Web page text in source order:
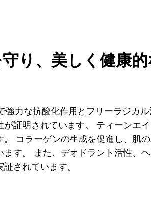
り、美しく健康
強力な抗酸化作用とフリーラジカ
証明されています。 ティーンエ
コラーゲンの生成を促進し、肌
す。 また、デオドラント活性、
されています。